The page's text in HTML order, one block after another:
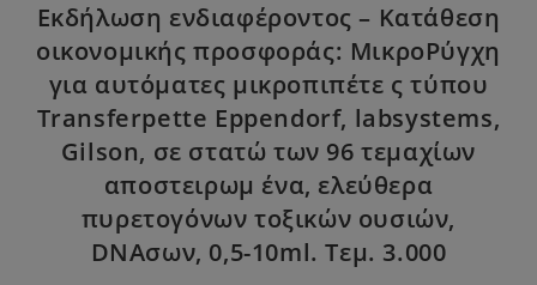
Εκδήλωση ενδιαφέροντος – Κατάθεση
οικονομικής προσφοράς: ΜικροΡύγχη
για αυτόματες μικροπιπέτε ς τύπου
Transferpette Eppendorf, labsystems,
Gilson, σε στατώ των 96 τεμαχίων
αποστειρωμ ένα, ελεύθερα
πυρετογόνων τοξικών ουσιών,
DNAσων, 0,5-10ml. Tεμ. 3.000